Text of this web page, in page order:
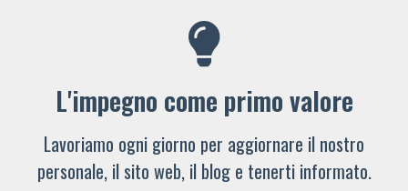
L'impegno come primo valore
Lavoriamo ogni giorno per aggiornare il nostro
personale, il sito web, il blog e tenerti informato.